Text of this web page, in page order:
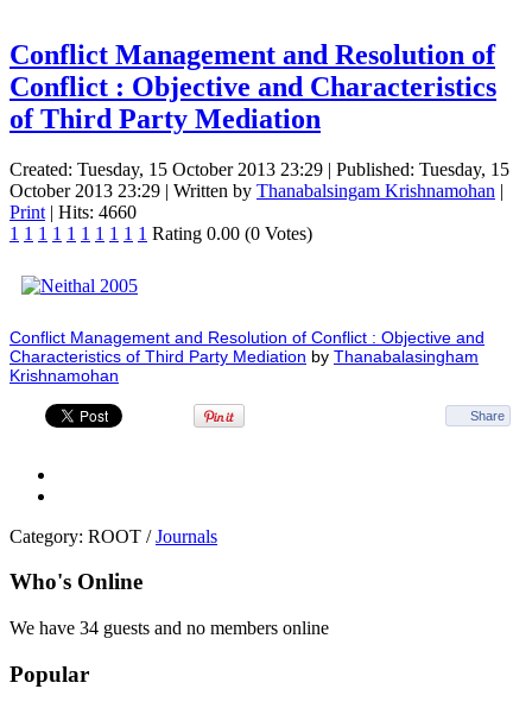
Conflict Management and Resolution of
Conflict : Objective and Characteristics
of Third Party Mediation
Created: Tuesday, 15 October 2013 23:29 | Published: Tuesday, 15
October 2013 23:29 | Written by Thanabalsingam Krishnamohan |
Print | Hits: 4660
1 1 1 1 1 1 1 1 1 1 Rating 0.00 (0 Votes)
Conflict Management and Resolution of Conflict : Objective and
Characteristics of Third Party Mediation by Thanabalasingham
Krishnamohan
Share
Category: ROOT /Journals
Who's Online
We have 34 guests and no members online
Popular